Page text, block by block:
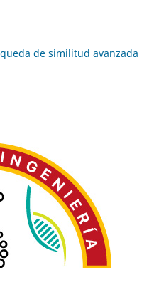
de similitud avanzada